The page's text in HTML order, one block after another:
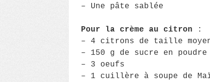
– Une pâte sablée
Pour la crème au citron :
– 4 citrons de taille
– 150 g de sucre en poudre
– 3 oeufs
– 1 cuillère à soupe de